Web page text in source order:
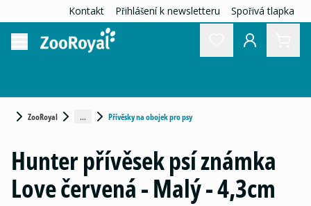
Kontakt Přihlášení k newsletteru Spořivá tlapka
ZooRoyal ... Přívěsky na obojek pro psy
Hunter přívěsek psí známka
Love červená - Malý - 4,3cm